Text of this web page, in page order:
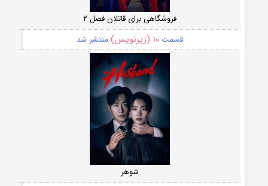
فروشگاهی برای قاتلان فصل ۲
قسمت۱۰ (زیرنویس) منتشر شد
شوهر